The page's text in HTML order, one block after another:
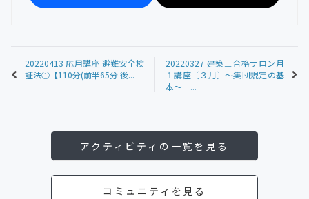
20220413 応用講座 避難安全検
証法①【110分(前半65分 後...
20220327 建築士合格サロン月
１講座〔３月〕〜集団規定の基
本〜一...
アクティビティの一覧を見る
コミュニティを見る